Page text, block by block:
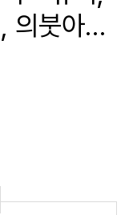
의붓아들